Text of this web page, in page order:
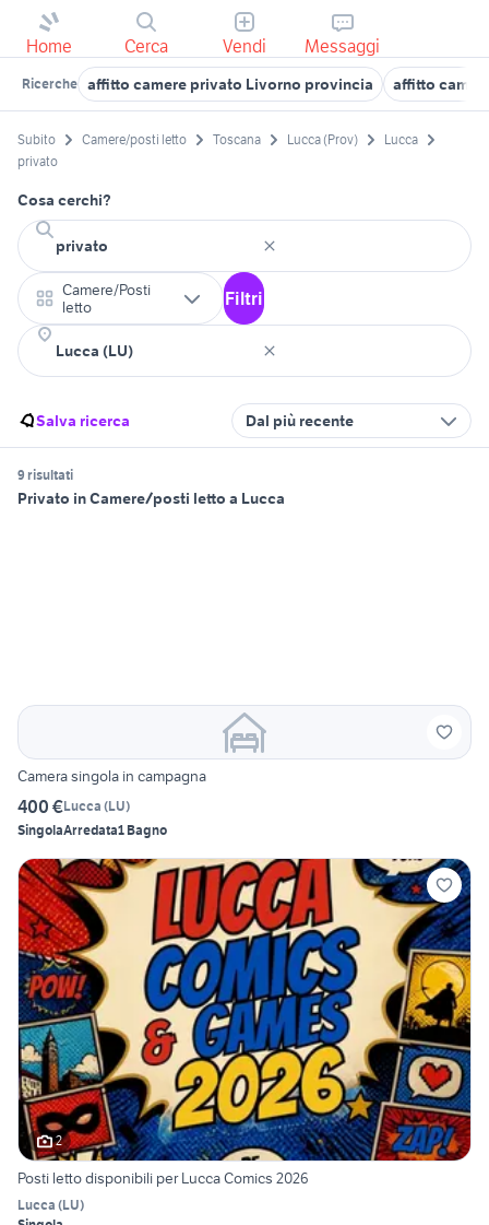
Home Cerca Vendi Messaggi
Ricerche affitto camere privato Livorno provincia affitto
Subito Camere/posti letto Toscana Lucca (Prov)
Lucca
privato
Cosa cerchi?
Camere/Posti
letto
Filtri
Salva ricerca Dal più recente
9 risultati
Privato in Camere/posti letto a Lucca
Camera singola in campagna
400 €Lucca (LU)
SingolaArredata1 Bagno
2
Posti letto disponibili per Lucca Comics 2026
Lucca (LU)